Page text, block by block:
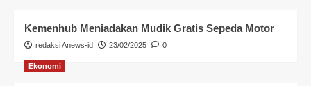
Kemenhub Meniadakan Mudik Gratis Sepeda Motor
redaksi Anews-id 23/02/2025 0
Ekonomi